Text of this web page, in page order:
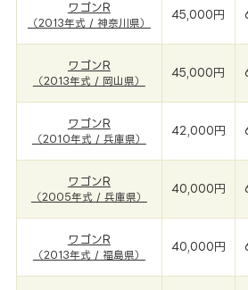
ワゴンR
（2013年式 / 神奈川県）
45,000円
ワゴンR
（2013年式 / 岡山県）
45,000円
ワゴンR
（2010年式 / 兵庫県）
42,000円
ワゴンR
（2005年式 / 兵庫県）
40,000円
ワゴンR
（2013年式 / 福島県）
40,000円